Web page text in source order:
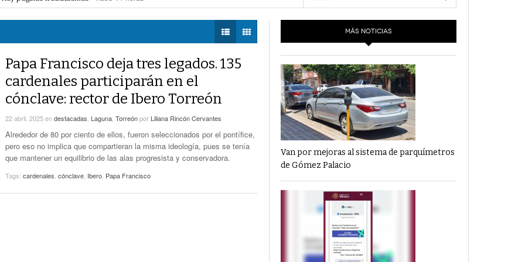
hace 13 horas -
Hay Que Esperar A Que Se Pongan De
Acuerdo Los Alcaldes: Presidente De La
hace 14 horas -
Van Más De 4 Mil Taxis Verificados En Torreón.
Sigue El Robo De Catalizadores- hace 15 horas -
TWEETS AND
LA MEJOR 97.1
ESTÉREO GALLITO
Financiamiento’ Por PC29
‘La Laguna: Bomba De Tiempo Por Falta De
Planeación’ Por PC29- 17 mayo, 2021
‘Las Corrupciones, Sus Formas Y Efectos’ Por
PC29- 7 mayo, 2021
programadas en Gómez Palacio- hace 11 horas -
obliga a Lerdo a ajustar finanzas e incrementar recaudación- hace 13
las víctimas y contra la tortura
Papa Francisco deja tres legados. 135
cardenales participarán en el
cónclave: rector de Ibero Torreón
22 abril, 2025endestacadas Laguna Torreónpor Liliana Rincón Cervantes
Alrededor de 80 por ciento de ellos, fueron seleccionados por el pontífice,
pero eso no implica que compartieran la misma ideología, pues se tenía
que mantener un equilibrio de las alas progresista y conservadora.
Tags: cardenales cónclave Ibero Papa Francisco
MÁS NOTICIAS
Van por mejoras al sistema de parquímetros
de Gómez Palacio